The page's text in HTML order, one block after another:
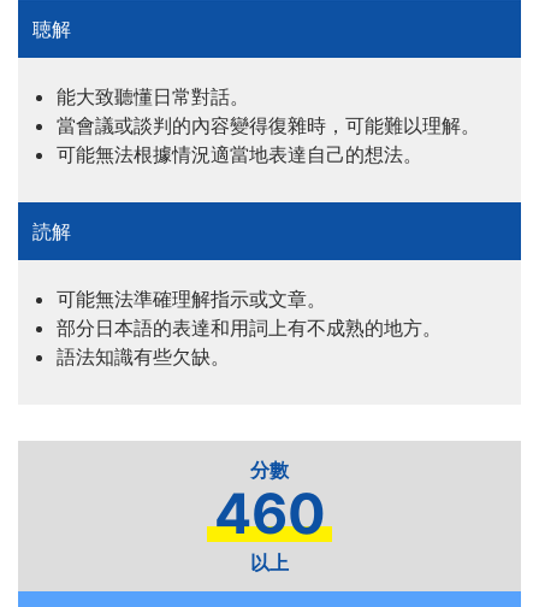
能大致聽懂日常對話。
當會議或談判的內容變得復雜時，可能難以理解。
可能無法根據情況適當地表達自己的想法。
可能無法準確理解指示或文章。
部分日本語的表達和用詞上有不成熟的地方。
語法知識有些欠缺。
460
以上